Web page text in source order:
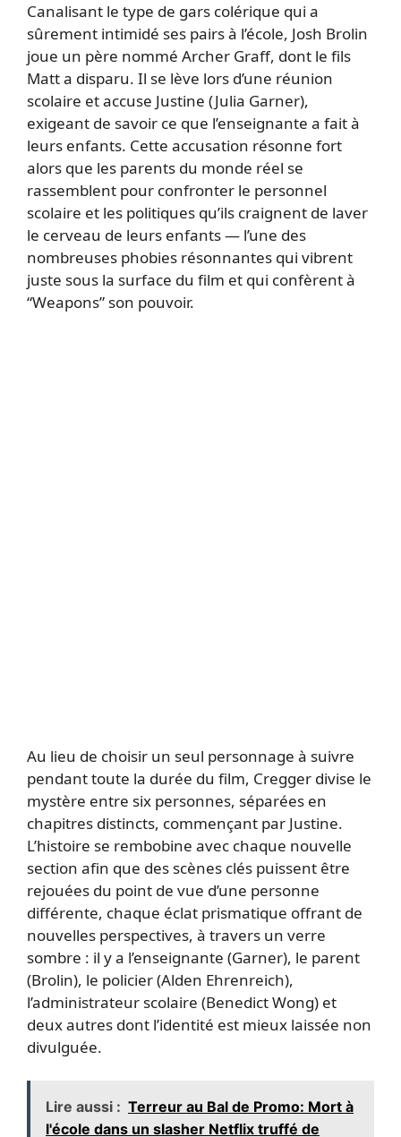
Canalisant le type de gars colérique qui a
sûrement intimidé ses pairs à l’école, Josh Brolin
joue un père nommé Archer Graff, dont le fils
Matt a disparu. Il se lève lors d’une réunion
scolaire et accuse Justine (Julia Garner),
exigeant de savoir ce que l’enseignante a fait à
leurs enfants. Cette accusation résonne fort
alors que les parents du monde réel se
rassemblent pour confronter le personnel
scolaire et les politiques qu’ils craignent de laver
le cerveau de leurs enfants — l’une des
nombreuses phobies résonnantes qui vibrent
juste sous la surface du film et qui confèrent à
“Weapons” son pouvoir.
Au lieu de choisir un seul personnage à suivre
pendant toute la durée du film, Cregger divise le
mystère entre six personnes, séparées en
chapitres distincts, commençant par Justine.
L’histoire se rembobine avec chaque nouvelle
section afin que des scènes clés puissent être
rejouées du point de vue d’une personne
différente, chaque éclat prismatique offrant de
nouvelles perspectives, à travers un verre
sombre : il y a l’enseignante (Garner), le parent
(Brolin), le policier (Alden Ehrenreich),
l’administrateur scolaire (Benedict Wong) et
deux autres dont l’identité est mieux laissée non
divulguée.
Lire aussi : Terreur au Bal de Promo: Mort à
l'école dans un slasher Netflix truffé de